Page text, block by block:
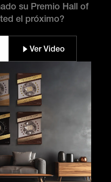
su Premio Hall of
el próximo?
Ver Video